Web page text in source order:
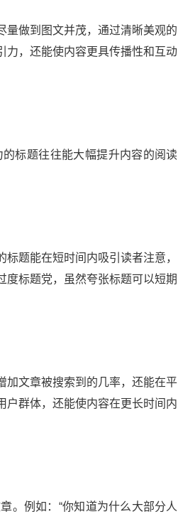
量做到图文并茂，通过清晰美观的
力，还能使内容更具传播性和互动
标题往往能大幅提升内容的阅读
题能在短时间内吸引读者注意，
度标题党，虽然夸张标题可以短期
加文章被搜索到的几率，还能在平
户群体，还能使内容在更长时间内
。例如：“你知道为什么大部分人
微头条展现多少正常？揭秘提升展现量的秘诀